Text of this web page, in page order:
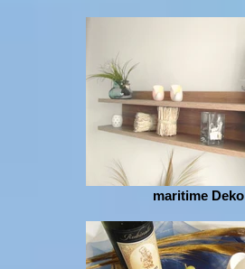
maritime Deko